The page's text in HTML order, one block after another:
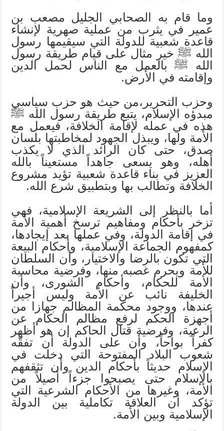
وما قام به الصحابي الجليل مصعب بن
عمير في يثرب من عملية صهرية لإنشاء
قاعدة شعبية للدولة التي سيقيمها رسول
الله ﷺ خير مثال على قيام طريقة رسول
الله ﷺ بالعمل مع الناس لحمل الدين
وإقامته في الأرض.
وحزب التحرير،من حيث هو حزب سياسي
مبدؤه الإسلام، يتبع طريقة رسول الله ﷺ
هذه في عمله لإقامة الخلافة، فيعمل مع
الأمة ولها، ويبذل الجهود لمخاطبتها بلسان
صدق، حتى كان الرائد الذي لا يكذب
أهله، وهو يسعى جاهداً مستعيناً بالله
العزيز في بناء قاعدة شعبية تؤيد مشروع
الخلافة وتطالب بها وبتطبيق شرع الله.
أما بالنظر إلى الشريعة الإسلامية، فهي
تزخر بأحكام ومفاهيم ترسخ أهمية الأمة
في إقامة الدولة، وفي عملها بعد إيجادها،
كمفهوم الجماعة الإسلامية، وأحكام البيعة
التي تكون بالرضا والاختيار، وأن السلطان
للأمة ويحرم غصبه منها، وفرضية محاسبة
الأمة للحكام، وأحكام الشورى، وأن
الخليفة نائب عن الأمة وليس أجيراً
عندها، ووجود محكمة المظالم جهازا من
أجهزة الحكم لرفع مظالم الحكام عن
الرعية، وفرضية قتال الحاكم إن هو أظهر
كفراً بواحاً، وأن على الدولة أن تفقّه
شعوب البلاد المفتوحة التي دخلت في
الإسلام حديثاً بأحكام الدين وأن تثقفهم
بالإسلام حتى يصبحوا جزءاً أصيلاً من
الأمة، وغيرها من الأحكام الشرعية التي
تؤكد أن العلاقة تكاملية بين الدولة
الإسلامية وبين الأمة.